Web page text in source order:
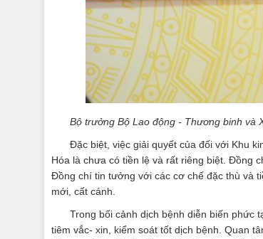
Bộ trưởng Bộ Lao động - Thương binh và
Đặc biệt, việc giải quyết của đối với Khu
Hóa là chưa có tiền lệ và rất riêng biệt. Đồng
Đồng chí tin tưởng với các cơ chế đặc thù và
mới, cất cánh.
Trong bối cảnh dịch bệnh diễn biến phức
tiêm vắc- xin, kiểm soát tốt dịch bệnh. Quan